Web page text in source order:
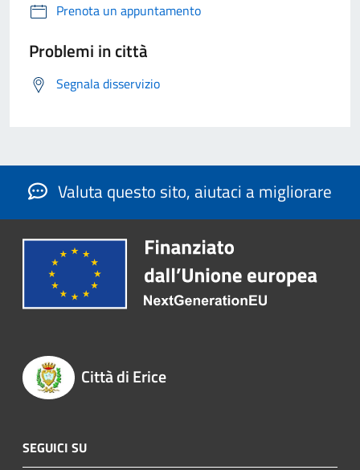
Prenota un appuntamento
Problemi in città
Segnala disservizio
Valuta questo sito, aiutaci a migliorare
Città di Erice
SEGUICI SU